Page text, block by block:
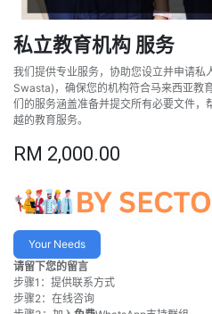
私立教育机构 服务
我们提供专业服务，协助您设立并申请
Swasta)，确保您的机构符合马来西亚教
们的服务涵盖准备并提交所有必要文件，
越的教育服务。
RM 2,000.00
Your Needs
请留下您的留言
步骤1：提供联系方式
步骤2：在线咨询